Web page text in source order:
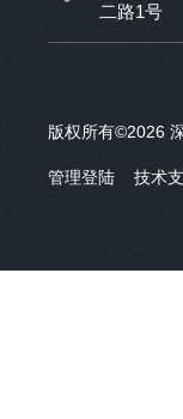
二路1号
版权所有©2026
管理登陆 技术支